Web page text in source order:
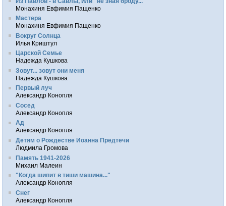
Монахиня Евфимия Пащенко
Мастера
Монахиня Евфимия Пащенко
Вокруг Солнца
Илья Криштул
Царской Семье
Надежда Кушкова
Зовут... зовут они меня
Надежда Кушкова
Первый луч
Александр Конопля
Сосед
Александр Конопля
Ад
Александр Конопля
Детям о Рождестве Иоанна Предтечи
Людмила Громова
Память 1941-2026
Михаил Малеин
"Когда шипит в тиши машина..."
Александр Конопля
Снег
Александр Конопля